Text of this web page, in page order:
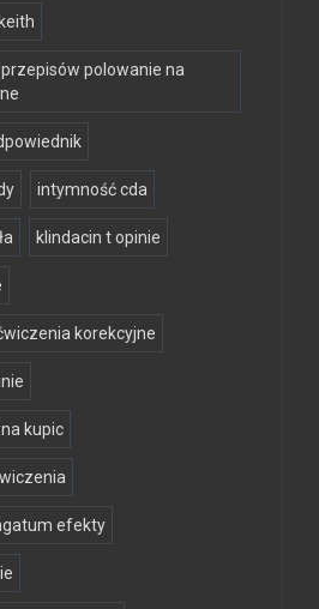
polowanie na
intymność cda
klindacin t opinie
korekcyjne
kupic
efekty